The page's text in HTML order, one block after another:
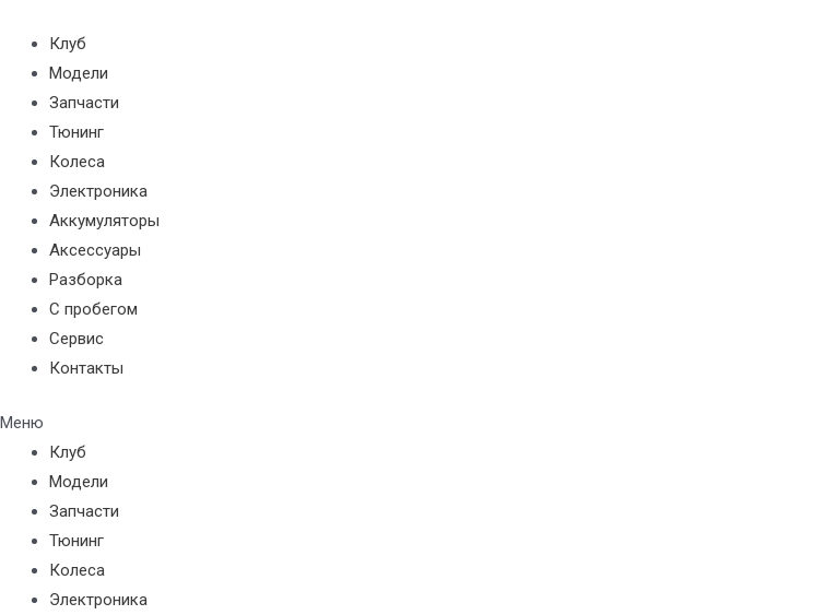
содержимому
Клуб
Модели
Запчасти
Тюнинг
Колеса
Электроника
Аккумуляторы
Аксессуары
Разборка
С пробегом
Сервис
Контакты
Меню
Клуб
Модели
Запчасти
Тюнинг
Колеса
Электроника